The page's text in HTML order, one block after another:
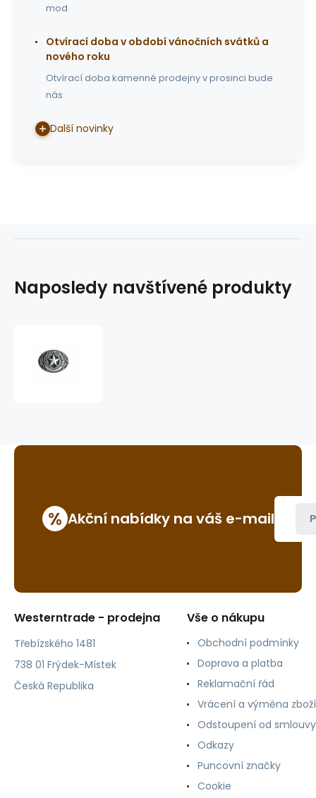
mod
Otvírací doba v období vánočních svátků a
nového roku
Otvírací doba kamenné prodejny v prosinci bude
nás
Další novinky
Naposledy navštívené produkty
% Akční nabídky na váš e-mail
Westerntrade - prodejna
Třebízského 1481
738 01 Frýdek-Místek
Česká Republika
Vše o nákupu
Obchodní podmínky
Doprava a platba
Reklamační řád
Vrácení a výměna zboží
Odstoupení od smlouvy
Odkazy
Puncovní značky
Cookie